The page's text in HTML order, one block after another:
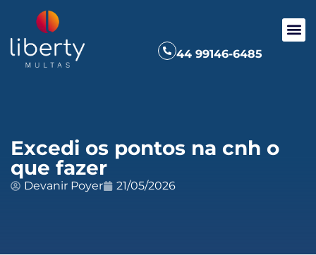
44 99146-6485
Excedi os pontos na cnh o
que fazer
Devanir Poyer 21/05/2026